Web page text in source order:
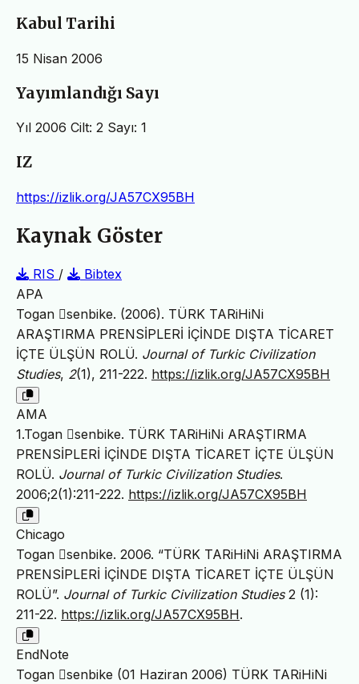
Kabul Tarihi
15 Nisan 2006
Yayımlandığı Sayı
Yıl 2006 Cilt: 2 Sayı: 1
IZ
https://izlik.org/JA57CX95BH
Kaynak Göster
RIS /
Bibtex
APA
Togan 􏰀senbike. (2006). TÜRK TARiHiNi
ARAŞTIRMA PRENSİPLERİ İÇİNDE DIŞTA TİCARET
İÇTE ÜLŞÜN ROLÜ. Journal of Turkic Civilization
Studies, 2(1), 211-222. https://izlik.org/JA57CX95BH
AMA
1.Togan 􏰀senbike. TÜRK TARiHiNi ARAŞTIRMA
PRENSİPLERİ İÇİNDE DIŞTA TİCARET İÇTE ÜLŞÜN
ROLÜ. Journal of Turkic Civilization Studies.
2006;2(1):211-222. https://izlik.org/JA57CX95BH
Chicago
Togan 􏰀senbike. 2006. “TÜRK TARiHiNi ARAŞTIRMA
PRENSİPLERİ İÇİNDE DIŞTA TİCARET İÇTE ÜLŞÜN
ROLÜ”. Journal of Turkic Civilization Studies2 (1):
211-22. https://izlik.org/JA57CX95BH.
EndNote
Togan 􏰀senbike (01 Haziran 2006) TÜRK TARiHiNi